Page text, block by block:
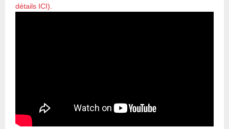
détails ICI).